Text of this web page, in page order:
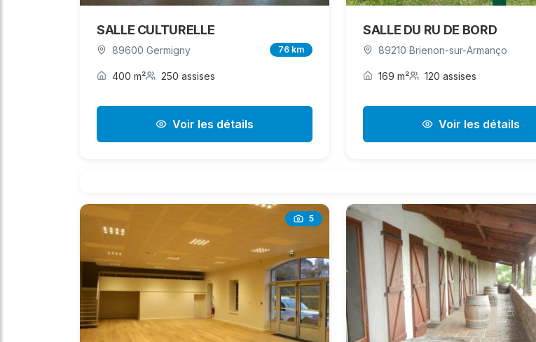
SALLE CULTURELLE
89600 Germigny 76 km
400 m² 250 assises
Voir les détails
SALLE DU RU DE BORD
89210 Brienon-sur-Armanço
169 m² 120 assises
Voir les détails
5